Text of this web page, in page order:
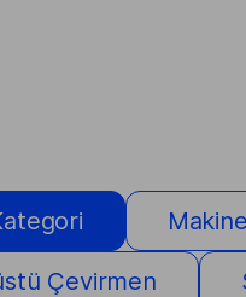
Çevirmen